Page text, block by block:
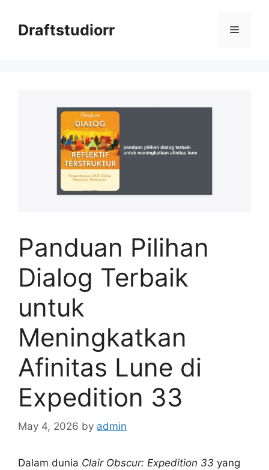
contentDraftstudiorr Menu
Panduan Pilihan
Dialog Terbaik
untuk
Meningkatkan
Afinitas Lune di
Expedition 33
May 4, 2026 by admin
Dalam dunia Clair Obscur: Expedition 33 yang